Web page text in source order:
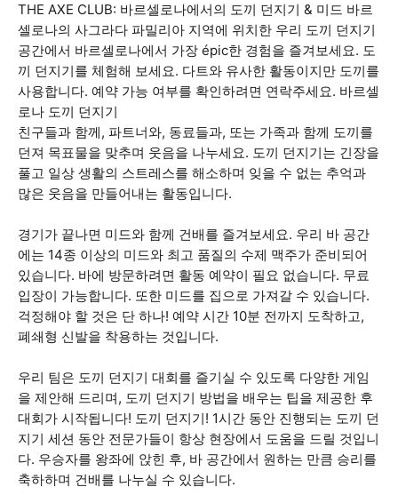
THE AXE CLUB: 바르셀로나에서의 도끼 던지기 & 미드 바르
셀로나의 사그라다 파밀리아 지역에 위치한 우리 도끼 던지기
공간에서 바르셀로나에서 가장 épic한 경험을 즐겨보세요. 도
끼 던지기를 체험해 보세요. 다트와 유사한 활동이지만 도끼를
사용합니다. 예약 가능 여부를 확인하려면 연락주세요. 바르셀
로나 도끼 던지기
친구들과 함께, 파트너와, 동료들과, 또는 가족과 함께 도끼를
던져 목표물을 맞추며 웃음을 나누세요. 도끼 던지기는 긴장을
풀고 일상 생활의 스트레스를 해소하며 잊을 수 없는 추억과
많은 웃음을 만들어내는 활동입니다.
경기가 끝나면 미드와 함께 건배를 즐겨보세요. 우리 바 공간
에는 14종 이상의 미드와 최고 품질의 수제 맥주가 준비되어
있습니다. 바에 방문하려면 활동 예약이 필요 없습니다. 무료
입장이 가능합니다. 또한 미드를 집으로 가져갈 수 있습니다.
걱정해야 할 것은 단 하나! 예약 시간 10분 전까지 도착하고,
폐쇄형 신발을 착용하는 것입니다.
우리 팀은 도끼 던지기 대회를 즐기실 수 있도록 다양한 게임
을 제안해 드리며, 도끼 던지기 방법을 배우는 팁을 제공한 후
대회가 시작됩니다! 도끼 던지기! 1시간 동안 진행되는 도끼 던
지기 세션 동안 전문가들이 항상 현장에서 도움을 드릴 것입니
다. 우승자를 왕좌에 앉힌 후, 바 공간에서 원하는 만큼 승리를
축하하며 건배를 나누실 수 있습니다.